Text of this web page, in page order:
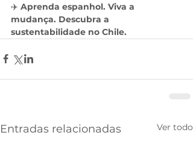
✈️ Aprenda espanhol. Viva a
mudança. Descubra a
sustentabilidade no Chile.
Entradas relacionadas Ver todo